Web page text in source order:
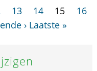
13 14 15
16
› Laatste »